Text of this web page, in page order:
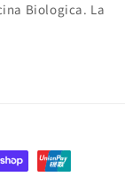
Biologica. La